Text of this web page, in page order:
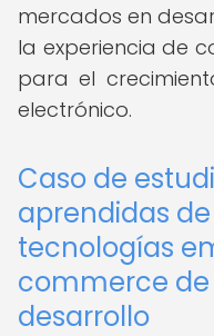
mercados en
la experiencia de
para el
electrónico.
Caso de
aprendidas
tecnologías
commerce
desarrollo